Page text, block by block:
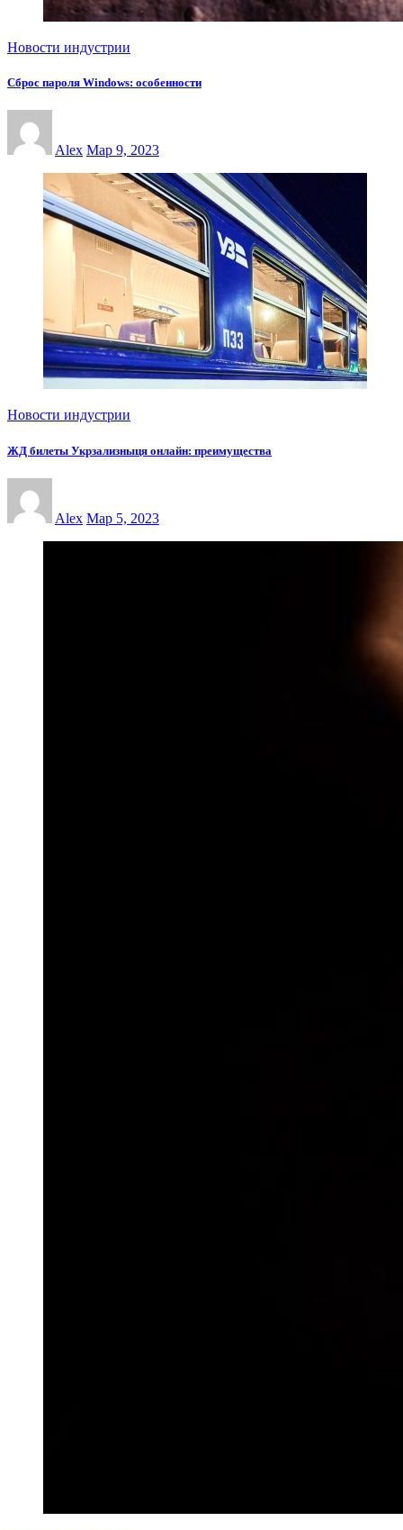
Новости индустрии
Сброс пароля Windows: особенности
Alex Мар 9, 2023
Новости индустрии
ЖД билеты Укрзализныця онлайн: преимущества
Alex Мар 5, 2023